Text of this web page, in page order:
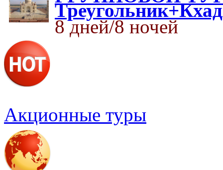
8 дней/8 ночей
Акционные туры